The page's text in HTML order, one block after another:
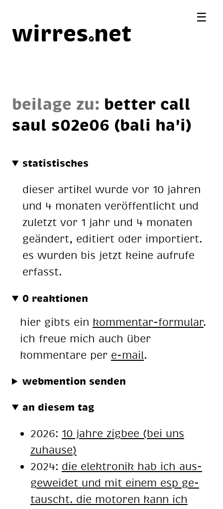
wirres net
beilage zu: bet­ter call
saul s02e06 (ba­li ha'i)
statistisches
dieser artikel wurde vor 10 jahren
und 4 monaten veröffentlicht und
zuletzt vor 1 jahr und 4 monaten
geändert, editiert oder importiert.
es wurden bis jetzt keine aufrufe
erfasst.
0 reaktionen
hier gibts ein kommentar-formular.
ich freue mich auch über
kommentare per e-mail.
webmention senden
an diesem tag
2026: 10 jahre zigbee (bei uns
zuhause)
2024: die elek­tro­nik hab ich aus­
ge­wei­det und mit ei­nem esp ge­
tauscht. die mo­to­ren kann ich
☰